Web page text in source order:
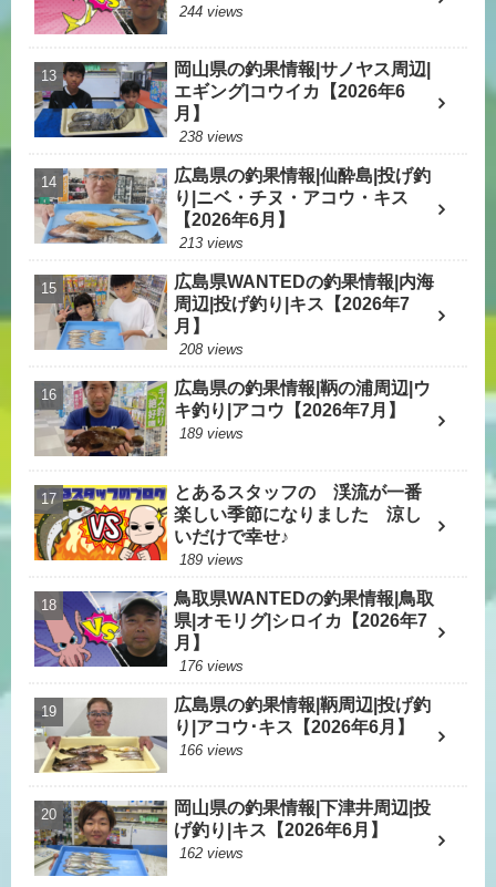
244 views
岡山県の釣果情報|サノヤス周辺|
エギング|コウイカ【2026年6
月】
238 views
広島県の釣果情報|仙酔島|投げ釣
り|ニベ・チヌ・アコウ・キス
【2026年6月】
213 views
広島県WANTEDの釣果情報|内海
周辺|投げ釣り|キス【2026年7
月】
208 views
広島県の釣果情報|鞆の浦周辺|ウ
キ釣り|アコウ【2026年7月】
189 views
とあるスタッフの 渓流が一番
楽しい季節になりました 涼し
いだけで幸せ♪
189 views
鳥取県WANTEDの釣果情報|鳥取
県|オモリグ|シロイカ【2026年7
月】
176 views
広島県の釣果情報|鞆周辺|投げ釣
り|アコウ･キス【2026年6月】
166 views
岡山県の釣果情報|下津井周辺|投
げ釣り|キス【2026年6月】
162 views